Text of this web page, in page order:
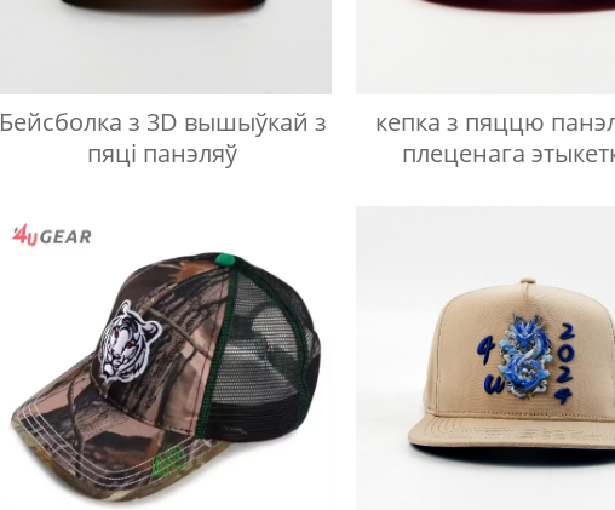
Бейсболка з 3D вышыўкай з
пяці панэляў
кепка з пяццю
плеценага